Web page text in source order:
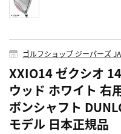
ゴルフショップ ジーパーズ
XXIO14 ゼクシオ
ウッド ホワイト 右
ボンシャフト
モデル 日本正規品